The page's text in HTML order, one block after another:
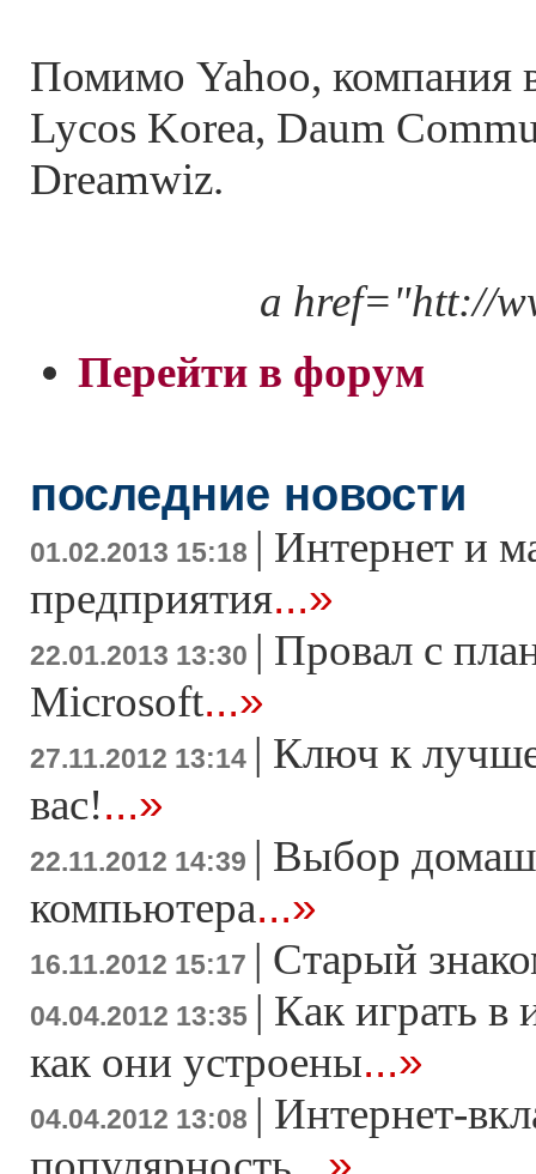
Помимо Yahoo, компания
Lycos Korea, Daum
Dreamwiz.
a href="htt://
Перейти в форум
последние новости
01.02.2013 15:18 | Интернет и
предприятия...»
22.01.2013 13:30 | Провал с
Microsoft...»
27.11.2012 13:14 | Ключ к
вас!...»
22.11.2012 14:39 | Выбор
компьютера...»
16.11.2012 15:17 | Старый
04.04.2012 13:35 | Как играть в
как они устроены...»
04.04.2012 13:08 | Интернет-